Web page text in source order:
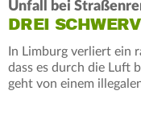
Unfall bei
DREI
In Limburg verliert ein
dass es durch die Luft
geht von einem